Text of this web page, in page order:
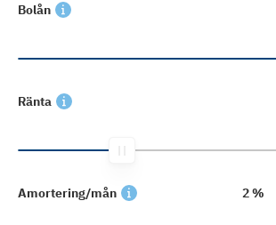
Bolån
Ränta
Amortering/mån 2 %